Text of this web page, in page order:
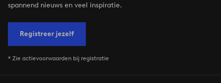
spannend nieuws en veel inspiratie.
Registreer jezelf
* Zie actievoorwaarden bij registratie